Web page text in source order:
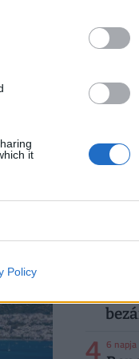
it
Policy
és
1 3 napja
2
4 6 napja